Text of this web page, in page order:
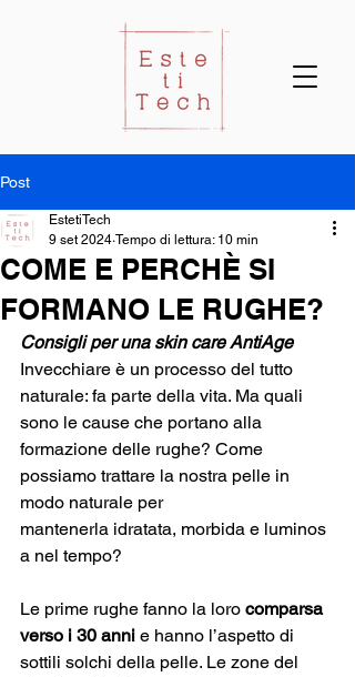
Post
COME E PERCHÈ SI
FORMANO LE RUGHE?
EstetiTech
9 set 2024 Tempo di lettura: 10 min
Consigli per una skin care AntiAge
Invecchiare è un processo del tutto
naturale: fa parte della vita. Ma quali
sono le cause che portano alla
formazione delle rughe? Come
possiamo trattare la nostra pelle in
modo naturale per
mantenerla idratata, morbida e luminos
a nel tempo?
Le prime rughe fanno la loro comparsa
verso i 30 anni e hanno l’aspetto di
sottili solchi della pelle. Le zone del